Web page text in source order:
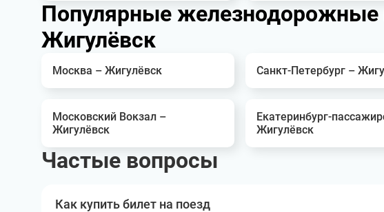
Популярные железнодорожные
Жигулёвск
Москва – Жигулёвск Санкт-Петербург –
Московский Вокзал –
Жигулёвск
Екатеринбург-
Жигулёвск
Частые вопросы
Как купить билет на поезд